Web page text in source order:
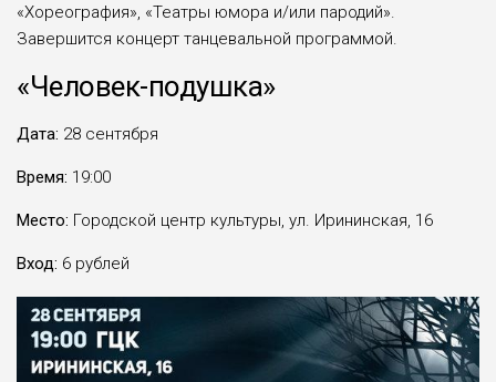
«Хореография», «Театры юмора и/или пародий».
Завершится концерт танцевальной программой.
«Человек-подушка»
Дата: 28 сентября
Время: 19:00
Место: Городской центр культуры, ул. Ирининская, 16
Вход: 6 рублей